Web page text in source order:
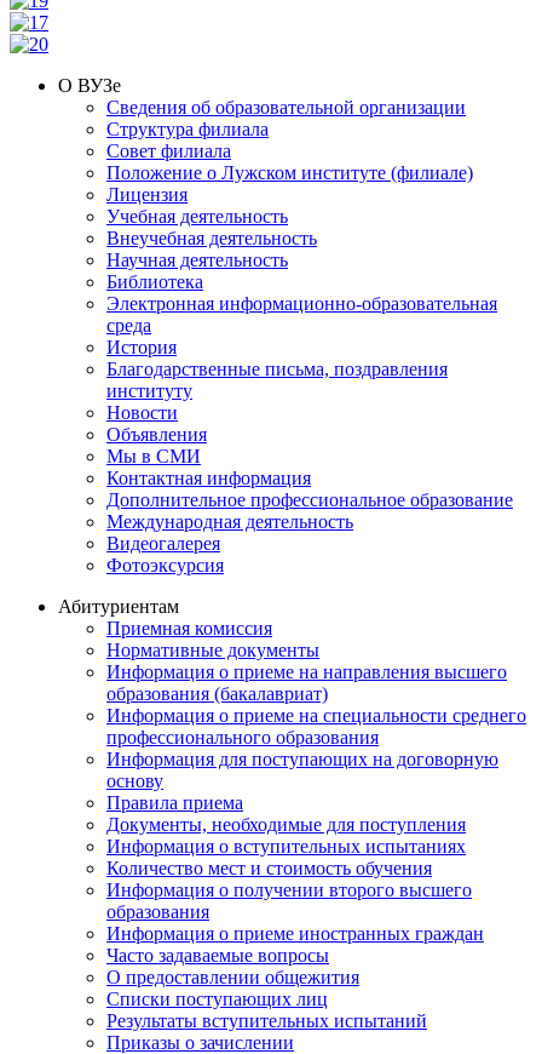
О ВУЗе
Сведения об образовательной организации
Структура филиала
Совет филиала
Положение о Лужском институте (филиале)
Лицензия
Учебная деятельность
Внеучебная деятельность
Научная деятельность
Библиотека
Электронная информационно-образовательная
среда
История
Благодарственные письма, поздравления
институту
Новости
Объявления
Мы в СМИ
Контактная информация
Дополнительное профессиональное образование
Международная деятельность
Видеогалерея
Фотоэксурсия
Абитуриентам
Приемная комиссия
Нормативные документы
Информация о приеме на направления высшего
образования (бакалавриат)
Информация о приеме на специальности среднего
профессионального образования
Информация для поступающих на договорную
основу
Правила приема
Документы, необходимые для поступления
Информация о вступительных испытаниях
Количество мест и стоимость обучения
Информация о получении второго высшего
образования
Информация о приеме иностранных граждан
Часто задаваемые вопросы
О предоставлении общежития
Списки поступающих лиц
Результаты вступительных испытаний
Приказы о зачислении